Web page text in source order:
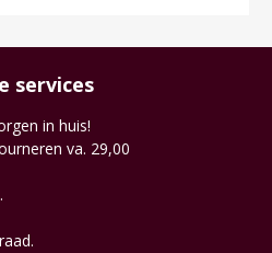
services
in huis!
va. 29,00